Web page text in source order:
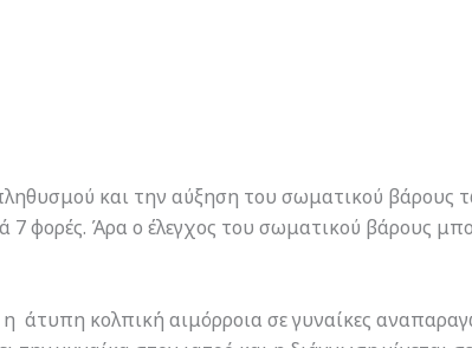
και την αύξηση του σωματικού βάρους
φορές. Άρα ο έλεγχος του σωματικού βάρους
κολπική αιμόρροια σε γυναίκες